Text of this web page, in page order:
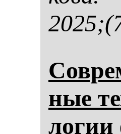
ные